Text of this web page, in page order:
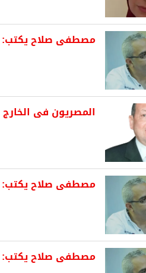
مصطفى صلاح يكتب:
المصريون فى
مصطفى صلاح يكتب:
مصطفى صلاح يكتب: